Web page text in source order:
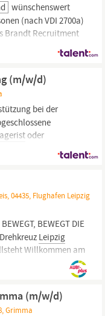
wünschenswert
(nach VDI 2700a)
Brandt Recruitment
Chancengleichheit
Art ab und
(m/w/d)
bei der
oder
in
(je nach Einsatz
04435, Flughafen Leipzig
BEWEGT DIE
Leipzig
Willkommen am
am Flughafen
als 350.000
fertigen...
(m/w/d)
Grimma